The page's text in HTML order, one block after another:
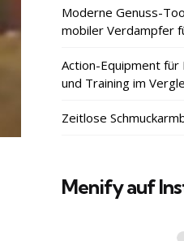
Moderne Genuss-
mobiler Verdampfer
Action-Equipment für
und Training im
Zeitlose
Menify auf